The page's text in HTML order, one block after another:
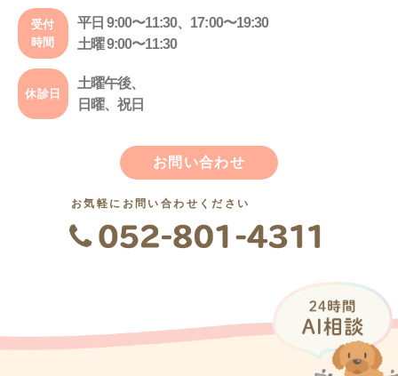
受付
時間
平日 9:00〜11:30、17:00〜19:30
土曜 9:00〜11:30
休診日
土曜午後、
日曜、祝日
お問い合わせ
お気軽にお問い合わせください